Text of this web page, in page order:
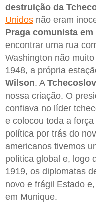
destruição da
Unidos não eram
Praga comunista em
encontrar uma rua
Washington não
1948, a própria
Wilson. A
nossa criação. O
confiava no líder
e colocou toda a
política por trás do
americanos tivemos
política global e, logo
1919, os diplomatas
novo e frágil Estado
em Munique.